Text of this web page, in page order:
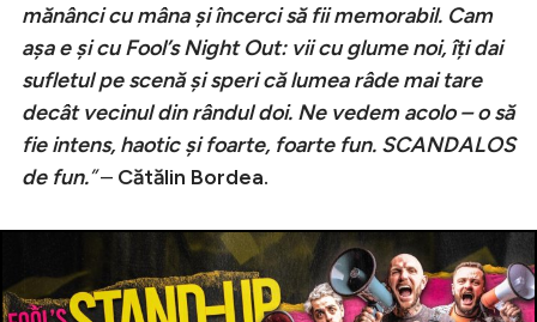
mănânci cu mâna și încerci să fii memorabil. Cam
așa e și cu Fool’s Night Out: vii cu glume noi, îți dai
sufletul pe scenă și speri că lumea râde mai tare
decât vecinul din rândul doi. Ne vedem acolo – o să
fie intens, haotic și foarte, foarte fun. SCANDALOS
de fun.”– Cătălin Bordea.